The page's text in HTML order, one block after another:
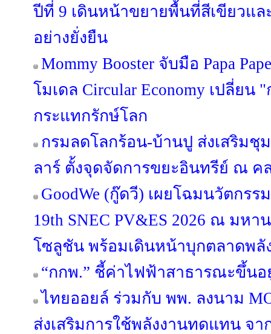
ปีที่ 9 เดินหน้าขยายพื้นที่สีเขียวแ
อย่างยั่งยืน
Mommy Booster จับมือ Papa
โมเดล Circular Economy เปลี่ยน
กระแทกรักษ์โลก
กรมลดโลกร้อน-บ้านปู ส่งเสริม
ลาร์ ตั้งจุดจัดการขยะอินทรีย์ ณ ค
GoodWe (กู๊ดวี) เผยโฉมนวัตกรร
19th SNEC PV&ES 2026 ณ มห
โซลูชัน พร้อมเดินหน้าบุกตลาดพลั
“กกพ.” ชี้ค่าไฟฟ้าสาธารณะขึ้น
ไทยออยล์ ร่วมกับ พพ. ลงนาม
ส่งเสริมการใช้พลังงานทดแทน จ